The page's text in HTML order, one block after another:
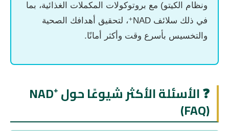
ونظام الكيتو) مع بروتوكولات المكملات الغذائية، بما
في ذلك سلائف NAD⁺، لتحقيق أهدافك الصحية
والتخسيس بأسرع وقت وأكثر أمانًا.
❓ الأسئلة الأكثر شيوعًا حول NAD⁺
(FAQ)